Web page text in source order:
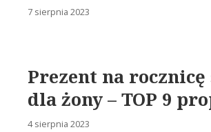
7 sierpnia 2023
Prezent na
dla żony – TOP 9
4 sierpnia 2023